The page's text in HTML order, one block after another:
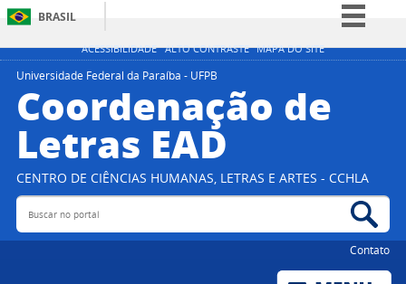
ACESSIBILIDADE ALTO CONTRASTE MAPA DO SITE
BRASIL
Simplifique!
Participe
Universidade Federal da Paraíba - UFPB
Coordenação de
Letras EAD
CENTRO DE CIÊNCIAS HUMANAS, LETRAS E ARTES - CCHLA
Buscar no portal
Contato